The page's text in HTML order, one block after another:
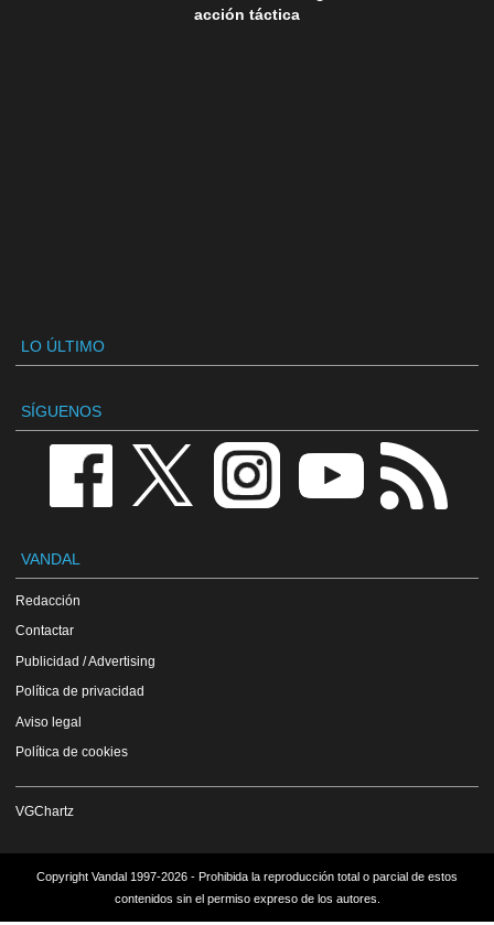
acción táctica
LO ÚLTIMO
SÍGUENOS
VANDAL
Redacción
Contactar
Publicidad / Advertising
Política de privacidad
Aviso legal
Política de cookies
VGChartz
Copyright Vandal 1997-2026 - Prohibida la reproducción total o parcial de estos
contenidos sin el permiso expreso de los autores.